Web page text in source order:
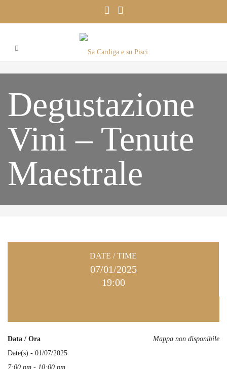
Degustazione
Vini – Tenute
Maestrale
DATE / TIME
07/01/2025
19:00
Mappa non disponibile
Data / Ora
Date(s) - 01/07/2025
7:00 pm - 10:00 pm